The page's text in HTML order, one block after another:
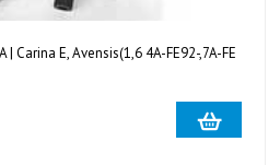
Carina E, Avensis(1,6 4A-FE92-,7A-FE